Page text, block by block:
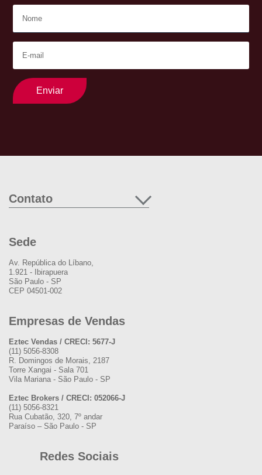
Enviar
Contato
Sede
Av. República do Líbano,
1.921 - Ibirapuera
São Paulo - SP
CEP 04501-002
Empresas de Vendas
Eztec Vendas / CRECI: 5677-J
(11) 5056-8308
R. Domingos de Morais, 2187
Torre Xangai - Sala 701
Vila Mariana - São Paulo - SP
Eztec Brokers / CRECI: 052066-J
(11) 5056-8321
Rua Cubatão, 320, 7º andar
Paraíso – São Paulo - SP
Redes Sociais